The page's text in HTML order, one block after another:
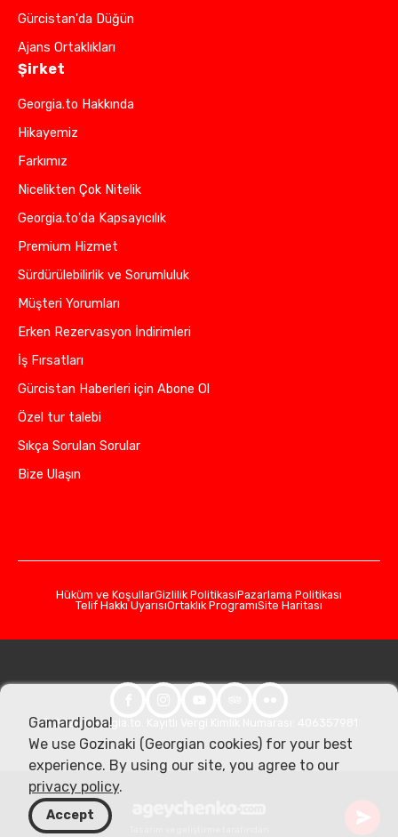
Gürcistan'da Düğün
Ajans Ortaklıkları
Şirket
Georgia.to Hakkında
Hikayemiz
Farkımız
Nicelikten Çok Nitelik
Georgia.to'da Kapsayıcılık
Premium Hizmet
Sürdürülebilirlik ve Sorumluluk
Müşteri Yorumları
Erken Rezervasyon İndirimleri
İş Fırsatları
Gürcistan Haberleri için Abone Ol
Özel tur talebi
Sıkça Sorulan Sorular
Bize Ulaşın
Hüküm ve KoşullarGizlilik PolitikasıPazarlama Politikası
Telif Hakkı UyarısıOrtaklık ProgramıSite Haritası
© 2026 Georgia.to. Kayıtlı Vergi Kimlik Numarası: 406357981
Gamardjoba!
We use Gozinaki (Georgian cookies) for your best
experience. By using our site, you agree to our
privacy policy.
Accept